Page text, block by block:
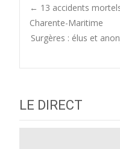
Post
← 13 accidents
Charente-Maritime
Surgères : élus et
LE DIRECT